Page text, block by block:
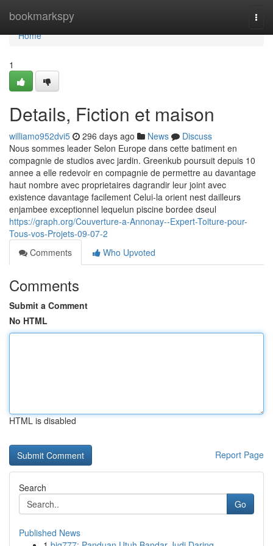
bookmarkspy
Home
Home
1
Details, Fiction et maison
williamo952dvi5 296 days ago News
Discuss
Nous sommes leader Selon Europe dans cette batiment en
compagnie de studios avec jardin. Greenkub poursuit depuis 10
annee a elle redevoir en compagnie de permettre au davantage
haut nombre avec proprietaires dagrandir leur joint avec
existence davantage facilement Celui-la orient nest dailleurs
enjambee exceptionnel lequelun piscine bordee dseul
https://graph.org/Couverture-a-Annonay--Expert-Toiture-pour-
Tous-vos-Projets-09-07-2
Comments
Who Upvoted
Comments
Submit a Comment
No HTML
HTML is disabled
Report Page
Search
Go
Published News